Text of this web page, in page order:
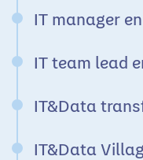
IT manager
IT team lead
IT&Data
IT&Data